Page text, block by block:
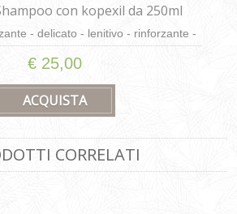
con kopexil da 250ml
- delicato - lenitivo - rinforzante -
- dona pettinabilità
€ 25,00
CORRELATI